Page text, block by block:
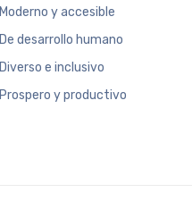
Moderno y accesible
De desarrollo humano
Diverso e inclusivo
Prospero y productivo